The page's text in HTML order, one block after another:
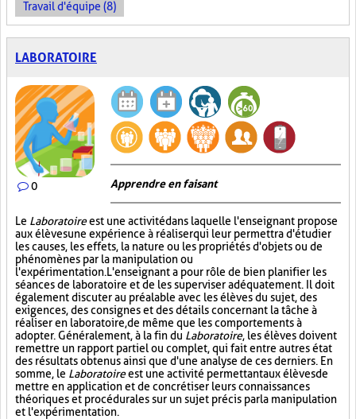
Travail d'équipe (8)
LABORATOIRE
0 Apprendre en faisant
Le Laboratoireest une activité dans laquelle l'enseignant propose
aux élèves une expérience à réaliser qui leur permettra d'étudier
les causes, les effets, la nature ou les propriétés d'objets ou de
phénomènes par la manipulation ou
l'expérimentation. L'enseignant a pour rôle de bien planifier les
séances de laboratoire et de les superviser adéquatement. Il doit
également discuter au préalable avec les élèves du sujet, des
exigences, des consignes et des détails concernant la tâche à
réaliser en laboratoire, de même que les comportements à
adopter. Généralement, à la fin du Laboratoire, les élèves doivent
remettre un rapport partiel ou complet, qui fait entre autres état
des résultats obtenus ainsi que d'une analyse de ces derniers. En
somme, le Laboratoireest une activité permettant aux élèves de
mettre en application et de concrétiser leurs connaissances
théoriques et procédurales sur un sujet précis par la manipulation
et l'expérimentation.